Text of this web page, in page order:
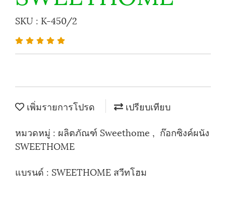
SKU : K-450/2
เพิ่มรายการโปรด
เปรียบเทียบ
หมวดหมู่ : ผลิตภัณฑ์ Sweethome , ก๊อกซิงค์ผนัง
SWEETHOME
แบรนด์ : SWEETHOME สวีทโฮม